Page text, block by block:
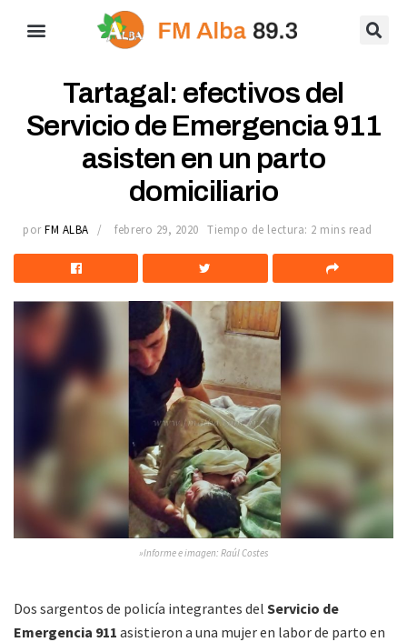
Tartagal: efectivos del
Servicio de Emergencia 911
asisten en un parto
domiciliario
por FM ALBA febrero 29, 2020 Tiempo de lectura: 2 mins read
»Informe e imagen: Raúl Costes
Dos sargentos de policía integrantes del Servicio de
Emergencia 911 asistieron a una mujer en labor de parto en